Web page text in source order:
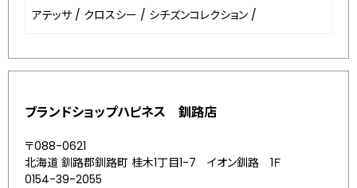
アテッサ / クロスシー / シチズンコレクション /
ブランドショップハピネス 釧路店
〒088-0621
北海道 釧路郡釧路町 桂木1丁目1-7 イオン釧路 1Ｆ
0154-39-2055